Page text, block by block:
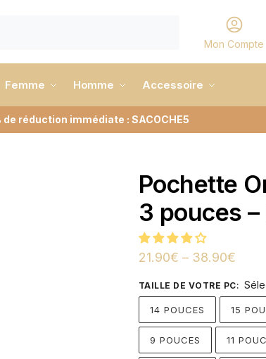
Mon Compte
Femme Homme Accessoire
réduction immédiate : SACOCHE5
Pochette
3 pouces
21.90€ – 38.90€
TAILLE DE VOTRE PC:
14 POUCES 15
9 POUCES 11